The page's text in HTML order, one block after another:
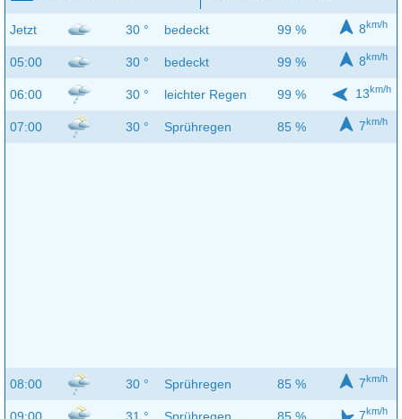
Jetzt 30 ° bedeckt 99 % 8km/h
05:00 30 ° bedeckt 99 % 8km/h
06:00 30 ° leichter Regen 99 % 13km/h
07:00 30 ° Sprühregen 85 % 7km/h
08:00 30 ° Sprühregen 85 % 7km/h
7km/h